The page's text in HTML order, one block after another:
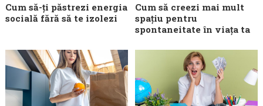
Cum să-ți păstrezi energia
socială fără să te izolezi
Cum să creezi mai mult
spațiu pentru
spontaneitate în viața ta